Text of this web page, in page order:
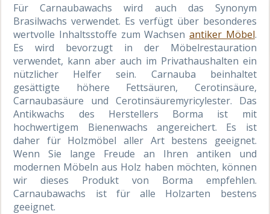
Für Carnaubawachs wird auch das Synonym
Brasilwachs verwendet. Es verfügt über besonderes
wertvolle Inhaltsstoffe zum Wachsenantiker Möbel.
Es wird bevorzugt in der Möbelrestauration
verwendet, kann aber auch im Privathaushalten ein
nützlicher Helfer sein. Carnauba beinhaltet
gesättigte höhere Fettsäuren, Cerotinsäure,
Carnaubasäure und Cerotinsäuremyricylester. Das
Antikwachs des Herstellers Borma ist mit
hochwertigem Bienenwachs angereichert. Es ist
daher für Holzmöbel aller Art bestens geeignet.
Wenn Sie lange Freude an Ihren antiken und
modernen Möbeln aus Holz haben möchten, können
wir dieses Produkt von Borma empfehlen.
Carnaubawachs ist für alle Holzarten bestens
geeignet.